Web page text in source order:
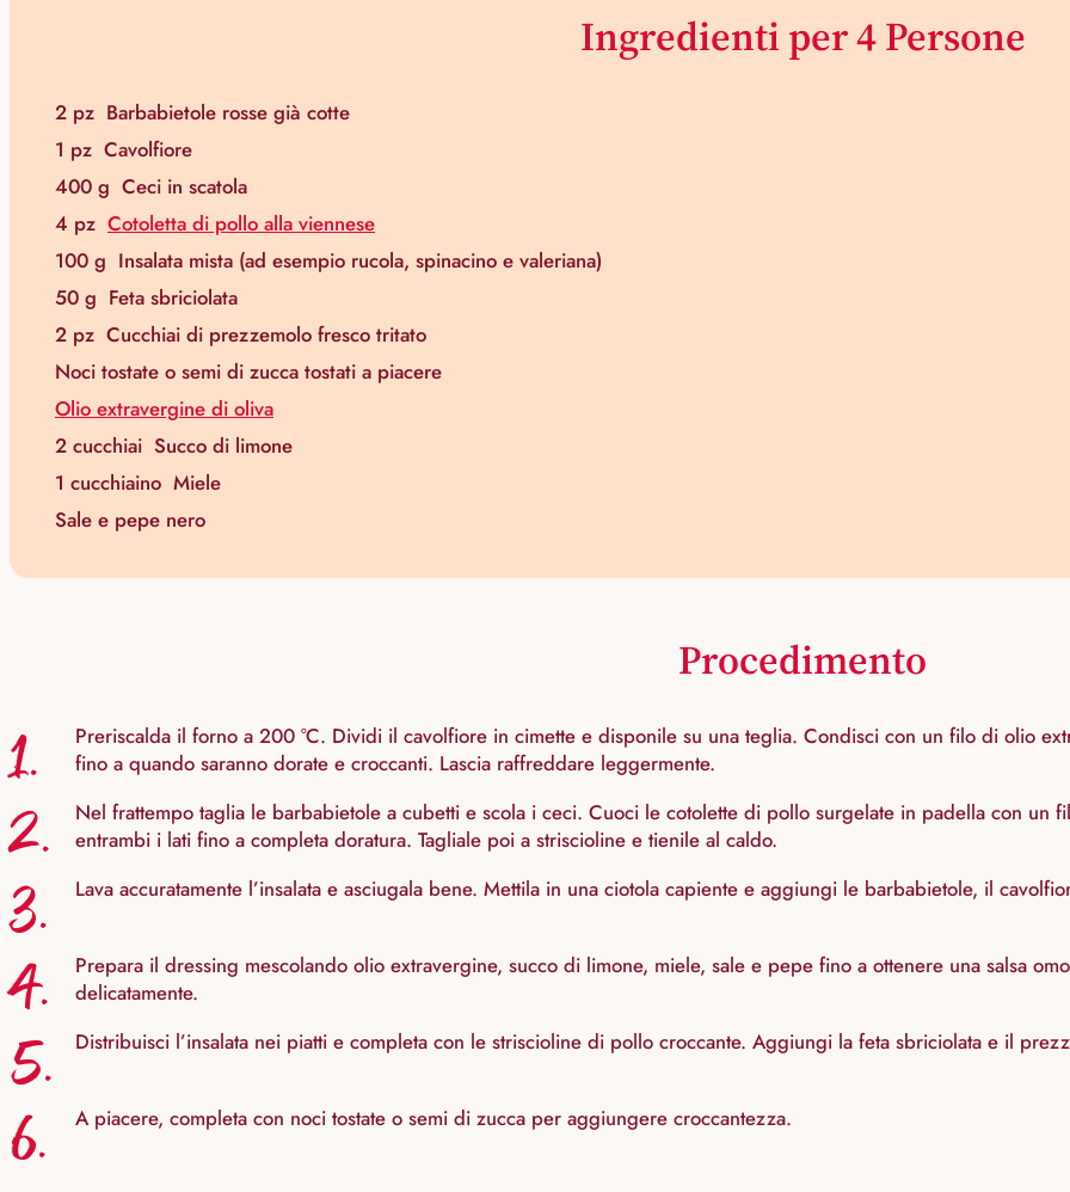
Ingredienti per 4 Persone
2 pz Barbabietole rosse già cotte
1 pz Cavolfiore
400 g Ceci in scatola
4 pz Cotoletta di pollo alla viennese
100 g Insalata mista (ad esempio rucola, spinacino e valeriana)
50 g Feta sbriciolata
2 pz Cucchiai di prezzemolo fresco tritato
Noci tostate o semi di zucca tostati a piacere
Olio extravergine di oliva
2 cucchiai Succo di limone
1 cucchiaino Miele
Sale e pepe nero
Procedimento
1.
Preriscalda il forno a 200 °C. Dividi il cavolfiore in cimette e disponile su una teglia. Condisci con un filo di olio
fino a quando saranno dorate e croccanti. Lascia raffreddare leggermente.
2.
Nel frattempo taglia le barbabietole a cubetti e scola i ceci. Cuoci le cotolette di pollo surgelate in padella con un
entrambi i lati fino a completa doratura. Tagliale poi a striscioline e tienile al caldo.
3. Lava accuratamente l’insalata e asciugala bene. Mettila in una ciotola capiente e aggiungi le barbabietole, il
4.
Prepara il dressing mescolando olio extravergine, succo di limone, miele, sale e pepe fino a ottenere una salsa
delicatamente.
5. Distribuisci l’insalata nei piatti e completa con le striscioline di pollo croccante. Aggiungi la feta sbriciolata e il
6. A piacere, completa con noci tostate o semi di zucca per aggiungere croccantezza.